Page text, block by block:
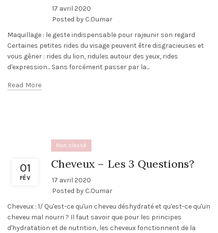
17 avril 2020
Posted by C.Oumar
Maquillage : le geste indispensable pour rajeunir son regard
Certaines petites rides du visage peuvent être disgracieuses et
vous gêner : rides du lion, ridules autour des yeux, rides
d'expression... Sans forcément passer par la...
Read More
01
FÉV
Non classé
Cheveux – Les 3 Questions?
17 avril 2020
Posted by C.Oumar
Cheveux : 1/ Qu'est-ce qu'un cheveu déshydraté et qu'est-ce qu'un
cheveu mal nourri ? Il faut savoir que pour les principes
d'hydratation et de nutrition, les cheveux fonctionnent de la